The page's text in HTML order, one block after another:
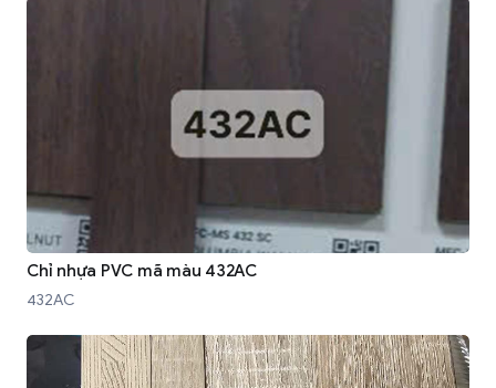
Chỉ nhựa PVC mã màu 432AC
432AC